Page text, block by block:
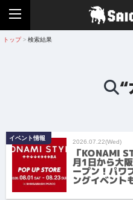
トップ > 検索結果
“
イベント情報 2026.07.22(Wed)
「KONAMI
月1日から大
ープン！パワ
ングイベント